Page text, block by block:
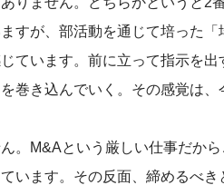
すが、部活動を通じて培った「
ています。前に立って指示を出
巻き込んでいく。その感覚は、
。M&Aという厳しい仕事だから
います。その反面、締めるべき